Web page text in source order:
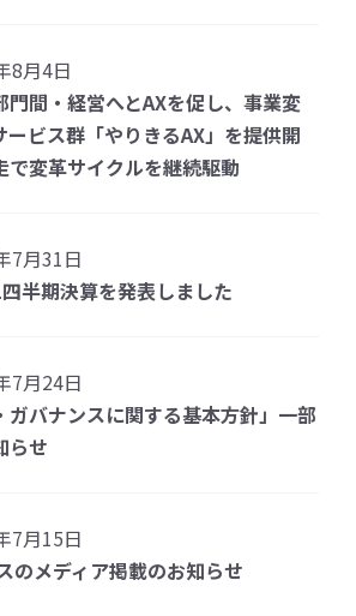
8月4日
門間・経営へとAXを促し、事業変
ビス群「やりきるAX」を提供開
で変革サイクルを継続駆動
7月31日
半期決算を発表しました
7月24日
ガバナンスに関する基本方針」一部
らせ
7月15日
のメディア掲載のお知らせ